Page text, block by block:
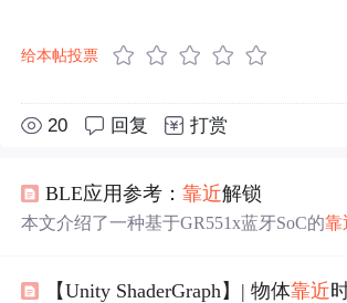
给本帖投票
20 回复 打赏
BLE应用参考：靠近解锁
本文介绍了一种基于GR551x蓝牙SoC的靠
【Unity ShaderGraph】| 物体靠近时局